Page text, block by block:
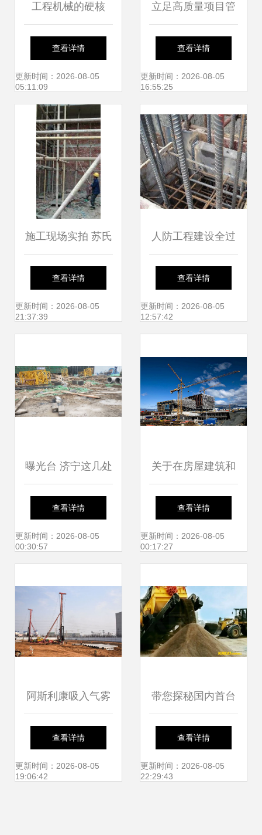
工程机械的硬核
版“ChatGPT” 从无
人车间到无人工地
的建设工程施工
查看详情
更新时间：2026-08-05
05:11:09
立足高质量项目管
理 赋能“海洋强市
建设”——写在海水
淡化及综合利用项
目新年开工之际
查看详情
更新时间：2026-08-05
16:55:25
施工现场实拍 苏氏
建工集团建设工程
施工掠影
查看详情
更新时间：2026-08-05
21:37:39
人防工程建设全过
程图解 从规划到验
收的关键节点
查看详情
更新时间：2026-08-05
12:57:42
曝光台 济宁这几处
建筑施工现场扬尘
管控不力被通报
查看详情
更新时间：2026-08-05
00:30:57
关于在房屋建筑和
市政基础设施工程
中推行施工过程结
查看详情
更新时间：2026-08-05
00:17:27
阿斯利康吸入气雾
剂生产供应基地项
目正式开工，预计
查看详情
更新时间：2026-08-05
19:06:42
带您探秘国内首台
履带移动制砂机施
工现场
查看详情
更新时间：2026-08-05
22:29:43